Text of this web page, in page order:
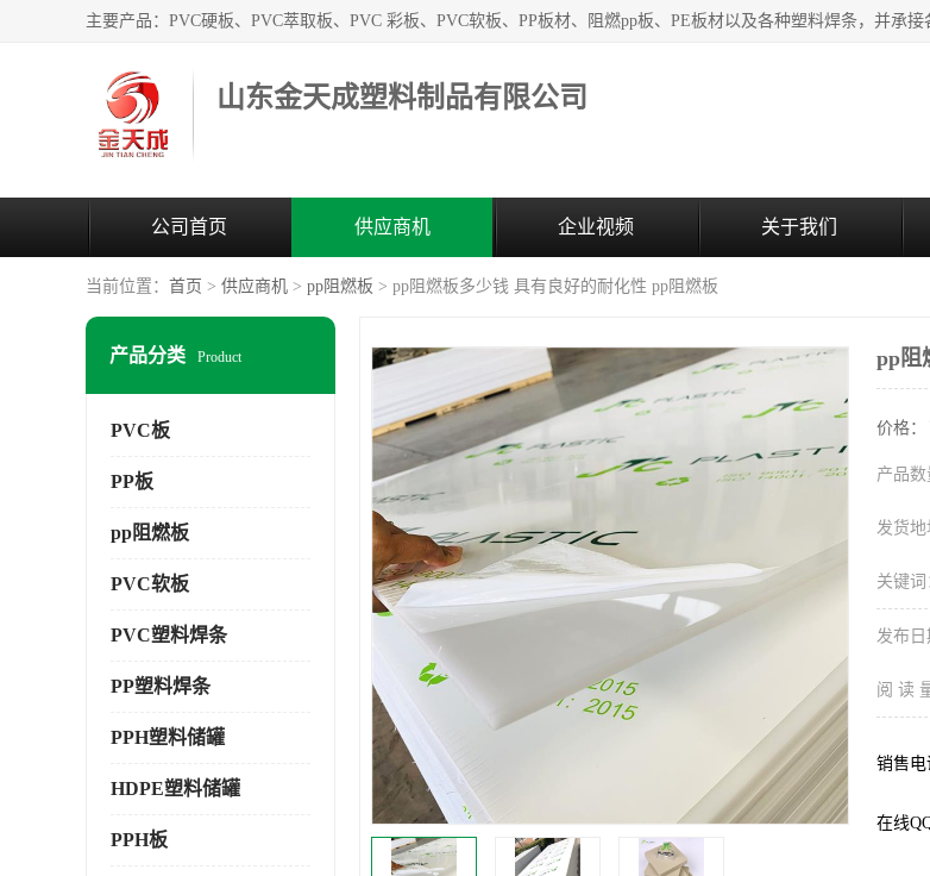
山东金天成塑料制品有限公司
公司首页 供应商机 企业视频 关于我们
当前位置： 首页 > 供应商机 > pp阻燃板 > pp阻燃板多少钱 具有良好的耐化性 pp阻燃板
产品分类 Product
PVC板
PP板
pp阻燃板
PVC软板
PVC塑料焊条
PP塑料焊条
PPH塑料储罐
HDPE塑料储罐
PPH板
pp阻
价格：
产品数
发货地
关键词
发布日
阅 读
销售电
在线QQ